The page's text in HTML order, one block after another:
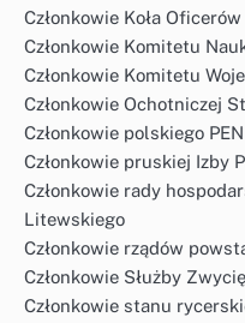
Członkowie Koła
Członkowie Komitetu
Członkowie Komitetu
Członkowie Ochotniczej
Członkowie polskiego
Członkowie pruskiej Izby
Członkowie rady
Litewskiego
Członkowie rządów
Członkowie Służby
Członkowie stanu